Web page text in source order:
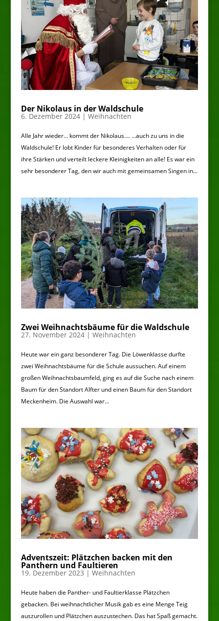
Der Nikolaus in der Waldschule
6. Dezember 2024| Weihnachten
Alle Jahr wieder… kommt der Nikolaus…. …auch zu uns in die
Waldschule! Er lobt Kinder für besonderes Verhalten oder für
ihre Stärken und verteilt leckere Kleinigkeiten an alle! Es war ein
sehr besonderer Tag, den wir auch mit gemeinsamen Singen in...
Zwei Weihnachtsbäume für die Waldschule
27. November 2024| Weihnachten
Heute war ein ganz besonderer Tag. Die Löwenklasse durfte
zwei Weihnachtsbäume für die Schule aussuchen. Auf einem
großen Weihnachtsbaumfeld, ging es auf die Suche nach einem
Baum für den Standort Alfter und einen Baum für den Standort
Meckenheim. Die Auswahl war...
Adventszeit: Plätzchen backen mit den
Panthern und Faultieren
19. Dezember 2023 | Weihnachten
Heute haben die Panther- und Faultierklasse Plätzchen
gebacken. Bei weihnachtlicher Musik gab es eine Menge Teig
auszurollen und Plätzchen auszustechen. Das hat Spaß gemacht.